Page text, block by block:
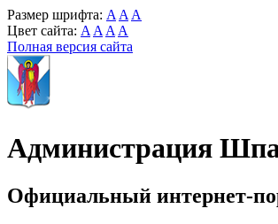
Размер шрифта: A A A
Цвет сайта: A A A A
Полная версия сайта
Администрация
Официальный интернет-